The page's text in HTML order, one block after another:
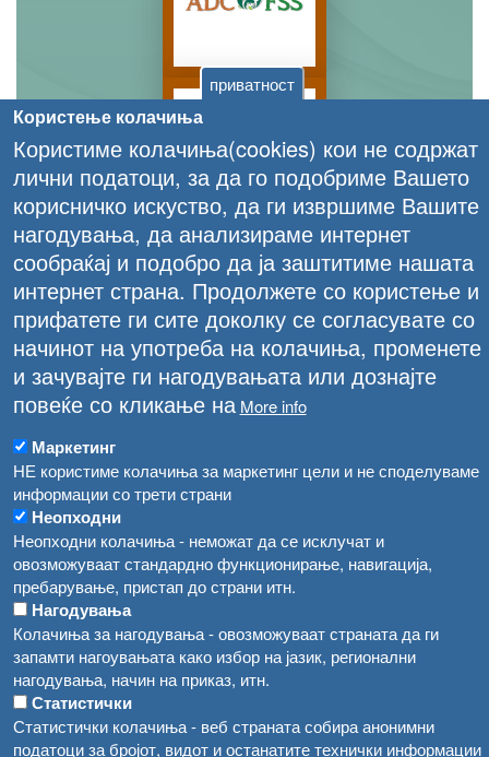
приватност
Користење колачиња
Користиме колачиња(cookies) кои не содржат
лични податоци, за да го подобриме Вашето
корисничко искуство, да ги извршиме Вашите
нагодувања, да анализираме интернет
сообраќај и подобро да ја заштитиме нашата
интернет страна. Продолжете со користење и
прифатете ги сите доколку се согласувате со
начинот на употреба на колачиња, променете
и зачувајте ги нагодувањата или дознајте
повеќе со кликање на More info
Маркетинг
НЕ користиме колачиња за маркетинг цели и не споделуваме
информации со трети страни
Неопходни
Неопходни колачиња - неможат да се исклучат и
овозможуваат стандардно функционирање, навигација,
пребарување, пристап до страни итн.
Нагодувања
Колачиња за нагодувања - овозможуваат страната да ги
запамти нагоувањата како избор на јазик, регионални
нагодувања, начин на приказ, итн.
Статистички
Статистички колачиња - веб страната собира анонимни
податоци за бројот, видот и останатите технички информации
ПОДОБРЕНА КОНТРОЛА НА БОЛЕСТИ КАЈ
ЖИВОТНИТЕ И ИМПЛЕМЕНТАЦИЈА НА
СИСТЕМОТ ЗА БЕЗБЕДНОСТ НА ХРАНА